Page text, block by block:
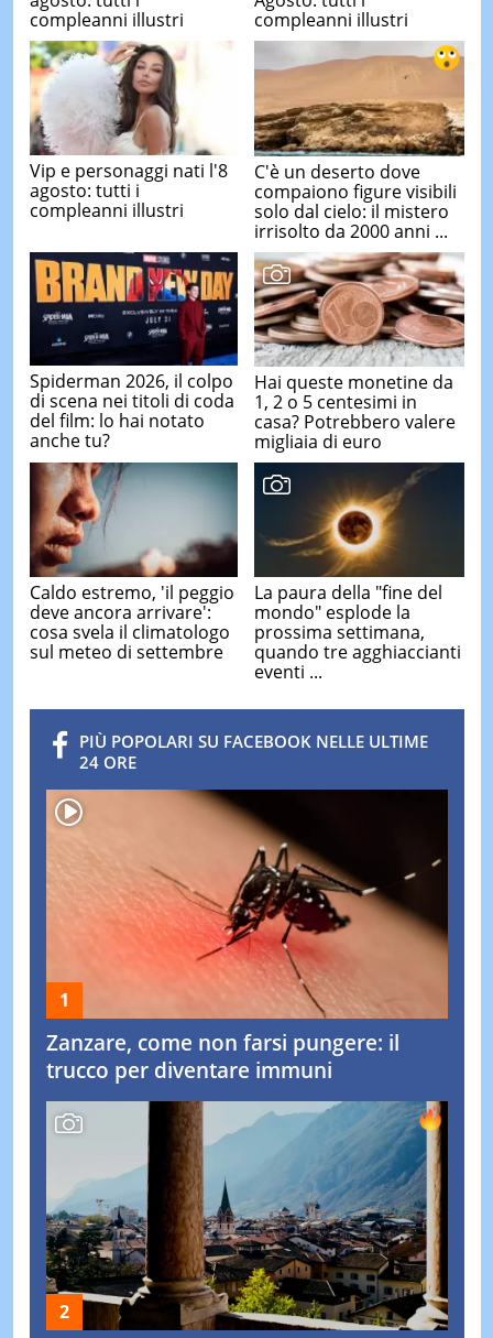
compleanni illustri
compleanni illustri
Vip e personaggi nati l'8
agosto: tutti i
compleanni illustri
C'è un deserto dove
compaiono figure visibili
solo dal cielo: il mistero
irrisolto da 2000 anni ...
Spiderman 2026, il colpo
di scena nei titoli di coda
del film: lo hai notato
anche tu?
Hai queste monetine da
1, 2 o 5 centesimi in
casa? Potrebbero valere
migliaia di euro
Caldo estremo, 'il peggio
deve ancora arrivare':
cosa svela il climatologo
sul meteo di settembre
La paura della "fine del
mondo" esplode la
prossima settimana,
quando tre agghiaccianti
eventi ...
PIÙ POPOLARI SU FACEBOOK NELLE ULTIME
24 ORE
Zanzare, come non farsi pungere: il
trucco per diventare immuni